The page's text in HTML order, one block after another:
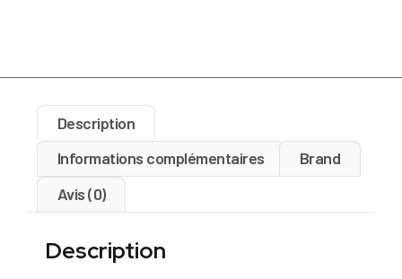
Description
Informations complémentaires
Brand
Avis (0)
Description